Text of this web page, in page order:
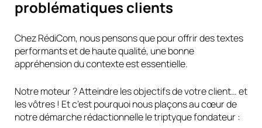
problématiques clients
Chez RédiCom, nous pensons que pour offrir des textes
performants et de haute qualité, une bonne
appréhension du contexte est essentielle.
Notre moteur ? Atteindre les objectifs de votre client… et
les vôtres ! Et c’est pourquoi nous plaçons au cœur de
notre démarche rédactionnelle le triptyque fondateur :